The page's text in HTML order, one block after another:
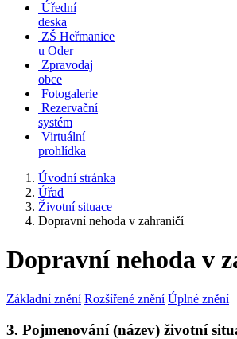
Úřední
deska
ZŠ Heřmanice
u Oder
Zpravodaj
obce
Fotogalerie
Rezervační
systém
Virtuální
prohlídka
Úvodní stránka
Úřad
Životní situace
Dopravní nehoda v zahraničí
Dopravní nehoda v
Základní znění Rozšířené znění Úplné znění
3. Pojmenování (název) životní